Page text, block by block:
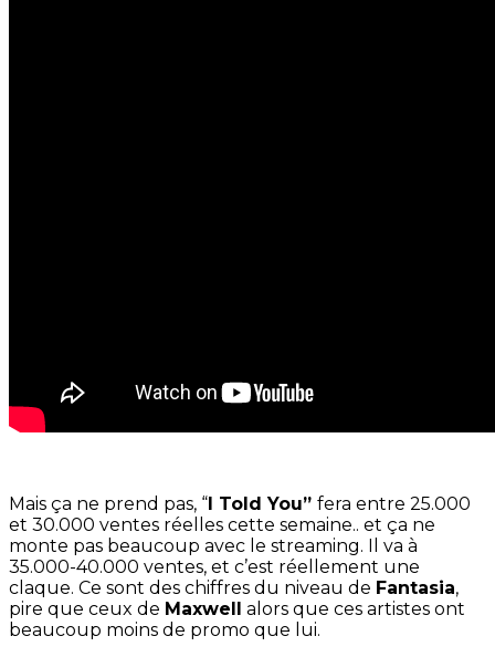
Mais ça ne prend pas, “I Told You” fera entre 25.000
et 30.000 ventes réelles cette semaine.. et ça ne
monte pas beaucoup avec le streaming. Il va à
35.000-40.000 ventes, et c’est réellement une
claque. Ce sont des chiffres du niveau de Fantasia,
pire que ceux de Maxwell alors que ces artistes ont
beaucoup moins de promo que lui.